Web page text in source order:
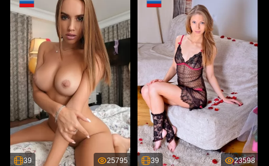
39 25795 39 23598